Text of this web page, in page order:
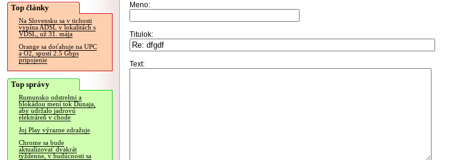
Top články
Na Slovensku sa v tichosti
vypína ADSL v lokalitách s
VDSL, už 31. mája
Orange sa doťahuje na UPC
a O2, spustí 2.5 Gbps
pripojenie
Top správy
Rumunsko odstrelmi a
blokádou mení tok Dunaja,
aby udržalo jadrovú
elektráreň v chode
Joj Play výrazne zdražuje
Chrome sa bude
aktualizovať dvakrát
týždenne, v budúcnosti sa
Meno:
Titulok:
Text: